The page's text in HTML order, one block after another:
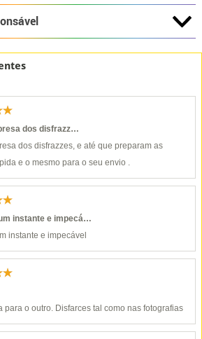
dos disfrazz…
dos disfrazzes, e até que preparam as
e o mesmo para o seu envio .
instante e impecá…
instante e impecável
para o outro. Disfarces tal como nas fotografias